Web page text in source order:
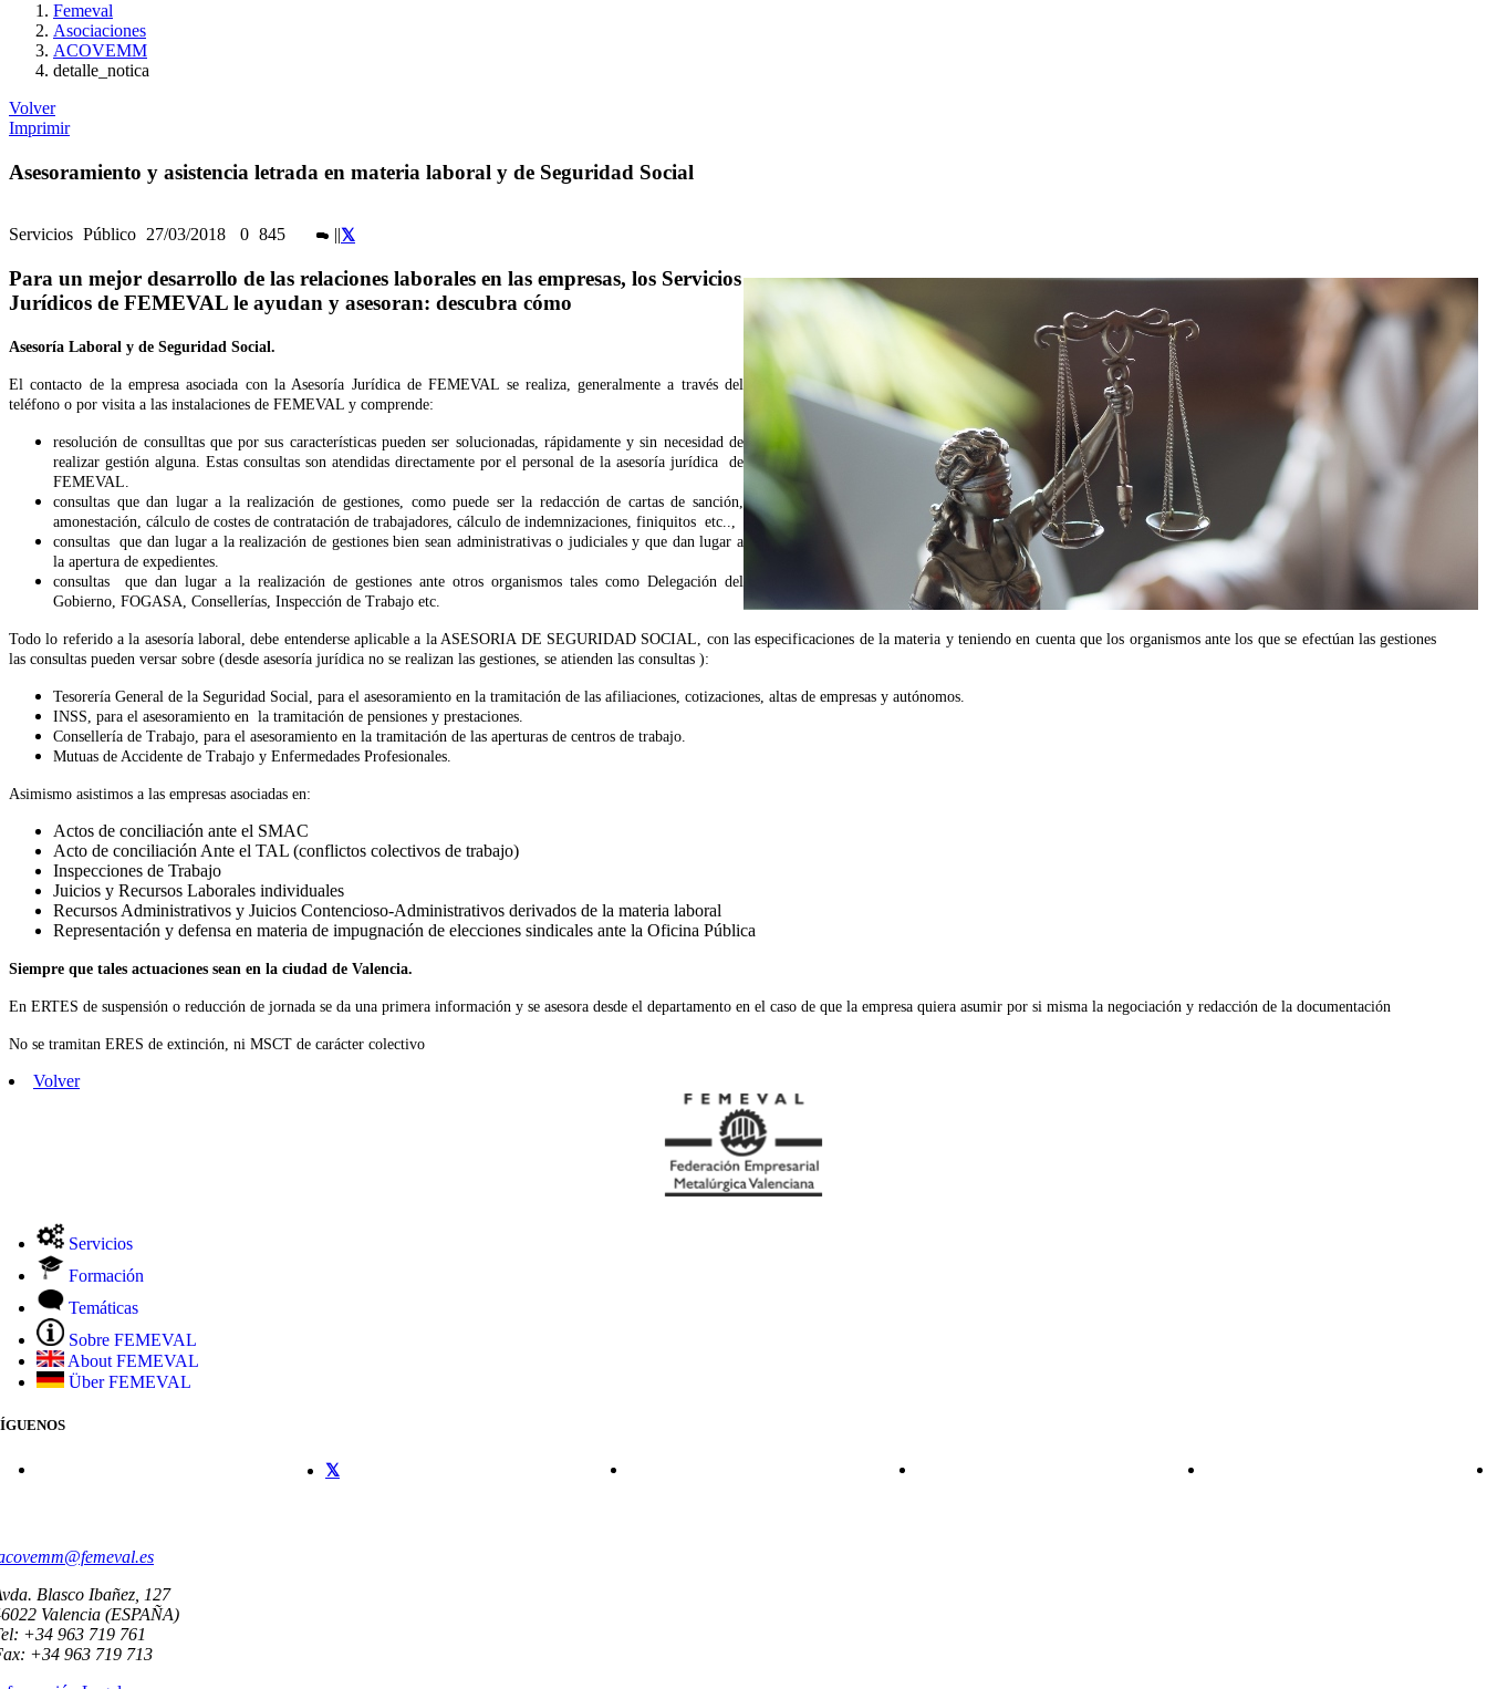
Femeval
Asociaciones
ACOVEMM
detalle_notica
Volver
Imprimir
Asesoramiento y asistencia letrada en materia laboral y de Seguridad Social
Servicios Público 27/03/2018 0 845
Para un mejor desarrollo de las relaciones laborales en las empresas, los Servicios
Jurídicos de FEMEVAL le ayudan y asesoran: descubra cómo
Asesoría Laboral y de Seguridad Social.
El contacto de la empresa asociada con la Asesoría Jurídica de FEMEVAL se realiza, generalmente a través del
teléfono o por visita a las instalaciones de FEMEVAL y comprende:
resolución de consulltas que por sus características pueden ser solucionadas, rápidamente y sin necesidad de
realizar gestión alguna. Estas consultas son atendidas directamente por el personal de la asesoría jurídica de
FEMEVAL.
consultas que dan lugar a la realización de gestiones, como puede ser la redacción de cartas de sanción,
amonestación, cálculo de costes de contratación de trabajadores, cálculo de indemnizaciones, finiquitos etc..,
consultas que dan lugar a la realización de gestiones bien sean administrativas o judiciales y que dan lugar a
la apertura de expedientes.
consultas que dan lugar a la realización de gestiones ante otros organismos tales como Delegación del
Gobierno, FOGASA, Consellerías, Inspección de Trabajo etc.
Todo lo referido a la asesoría laboral, debe entenderse aplicable a la ASESORIA DE SEGURIDAD SOCIAL, con las especificaciones de la materia y teniendo en cuenta que los organismos ante los que se efectúan las gestiones
las consultas pueden versar sobre (desde asesoría jurídica no se realizan las gestiones, se atienden las consultas ):
Tesorería General de la Seguridad Social, para el asesoramiento en la tramitación de las afiliaciones, cotizaciones, altas de empresas y autónomos.
INSS, para el asesoramiento en la tramitación de pensiones y prestaciones.
Consellería de Trabajo, para el asesoramiento en la tramitación de las aperturas de centros de trabajo.
Mutuas de Accidente de Trabajo y Enfermedades Profesionales.
Asimismo asistimos a las empresas asociadas en:
Actos de conciliación ante el SMAC
Acto de conciliación Ante el TAL (conflictos colectivos de trabajo)
Inspecciones de Trabajo
Juicios y Recursos Laborales individuales
Recursos Administrativos y Juicios Contencioso-Administrativos derivados de la materia laboral
Representación y defensa en materia de impugnación de elecciones sindicales ante la Oficina Pública
Siempre que tales actuaciones sean en la ciudad de Valencia.
En ERTES de suspensión o reducción de jornada se da una primera información y se asesora desde el departamento en el caso de que la empresa quiera asumir por si misma la negociación y redacción de la documentación
No se tramitan ERES de extinción, ni MSCT de carácter colectivo
Volver
Servicios
Formación
Temáticas
Sobre FEMEVAL
About FEMEVAL
Über FEMEVAL
Blasco Ibañez, 127
Valencia (ESPAÑA)
+34 963 719 761
+34 963 719 713